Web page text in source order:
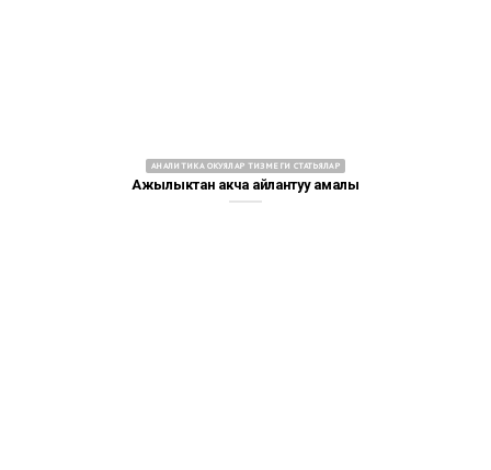
АНАЛИТИКА ОКУЯЛАР ТИЗМЕГИ СТАТЬЯЛАР
Ажылыктан акча айлантуу амалы